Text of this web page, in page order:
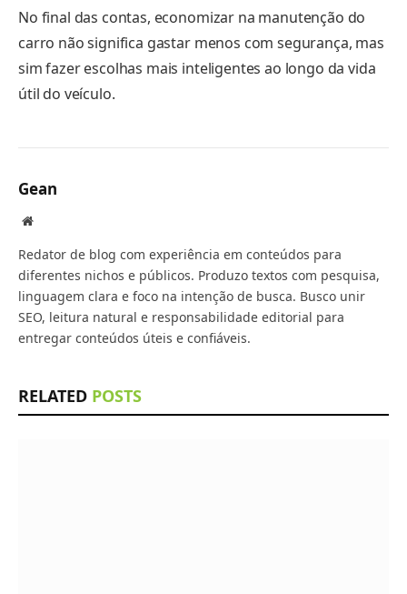
No final das contas, economizar na manutenção do
carro não significa gastar menos com segurança, mas
sim fazer escolhas mais inteligentes ao longo da vida
útil do veículo.
Gean
Website
Redator de blog com experiência em conteúdos para
diferentes nichos e públicos. Produzo textos com pesquisa,
linguagem clara e foco na intenção de busca. Busco unir
SEO, leitura natural e responsabilidade editorial para
entregar conteúdos úteis e confiáveis.
RELATED POSTS